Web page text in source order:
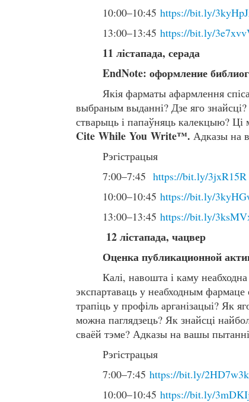
10:00–10:45 https://bit.ly/
13:00–13:45 https://bit.ly/
11 лістапада, серада
EndNote: оформление
Якія фарматы афармлення
выбраным выданні? Дзе яго
стварыць і папаўняць калекцыю?
Cite While You Write™. Адказы на
Рэгістрацыя
7:00–7:45 https://bit.ly/3jxR15R
10:00–10:45 https://bit.ly/
13:00–13:45 https://bit.ly/
12 лістапада, чацвер
Оценка публикационной
Калі, навошта і каму
экспартаваць у неабходным фармаце
трапіць у профіль арганізацыі? Як
можна паглядзець? Як знайсці
сваёй тэме? Адказы на вашы
Рэгістрацыя
7:00–7:45 https://bit.ly/2HD7w3k
10:00–10:45 https://bit.ly/